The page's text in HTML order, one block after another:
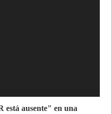
ausente" en una